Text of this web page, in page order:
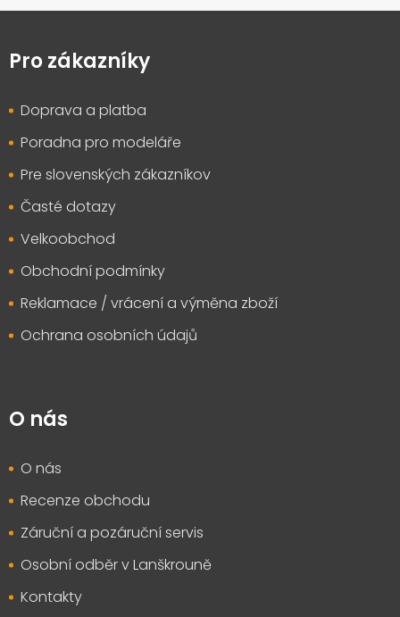
pPro zákazníky
Doprava a platba
Poradna pro modeláře
Pre slovenských zákazníkov
Časté dotazy
Velkoobchod
Obchodní podmínky
Reklamace / vrácení a výměna zboží
Ochrana osobních údajů
O nás
O nás
Recenze obchodu
Záruční a pozáruční servis
Osobní odběr v Lanškrouně
Kontakty